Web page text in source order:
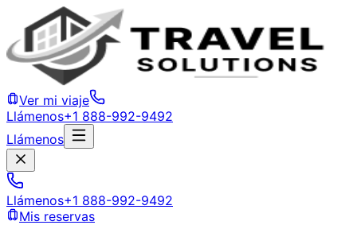
Ver mi viaje
Llámenos+1 888-992-9492
Llámenos
Llámenos+1 888-992-9492
Mis reservas